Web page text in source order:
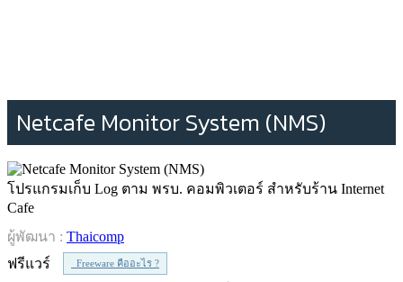
Netcafe Monitor System (NMS)
โปรแกรมเก็บ Log ตาม พรบ. คอมพิวเตอร์ สำหรับร้าน Internet
Cafe
ผู้พัฒนา : Thaicomp
ฟรีแวร์
Freeware คืออะไร ?